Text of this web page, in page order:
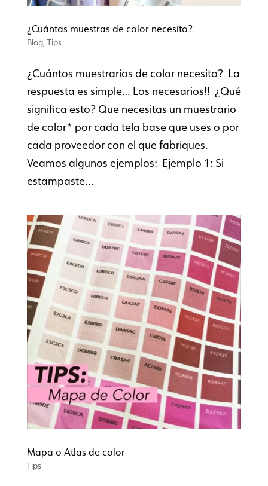
¿Cuántas muestras de color necesito?
Blog, Tips
¿Cuántos muestrarios de color necesito? La
respuesta es simple… Los necesarios!! ¿Qué
significa esto? Que necesitas un muestrario
de color* por cada tela base que uses o por
cada proveedor con el que fabriques.
Veamos algunos ejemplos: Ejemplo 1: Si
estampaste...
Mapa o Atlas de color
Tips